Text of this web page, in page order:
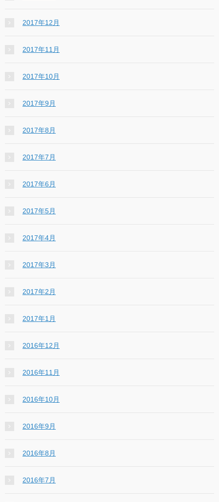
2017年12月
2017年11月
2017年10月
2017年9月
2017年8月
2017年7月
2017年6月
2017年5月
2017年4月
2017年3月
2017年2月
2017年1月
2016年12月
2016年11月
2016年10月
2016年9月
2016年8月
2016年7月